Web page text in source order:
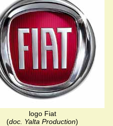
logo Fiat
(doc. Yalta Production)